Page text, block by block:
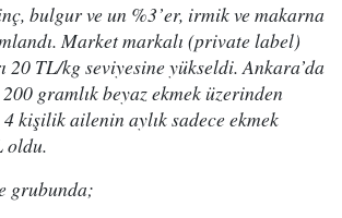
bulgur ve un %3’er, irmik ve makarna
Market markalı (private label)
TL/kg seviyesine yükseldi. Ankara’da
gramlık beyaz ekmek üzerinden
4 kişilik ailenin aylık sadece ekmek
oldu.
grubunda;